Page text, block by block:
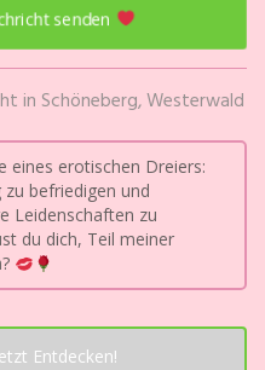
senden
in Schöneberg, Westerwald
eines erotischen Dreiers:
befriedigen und
Leidenschaften zu
du dich, Teil meiner
Entdecken!